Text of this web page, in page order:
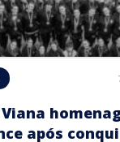
após